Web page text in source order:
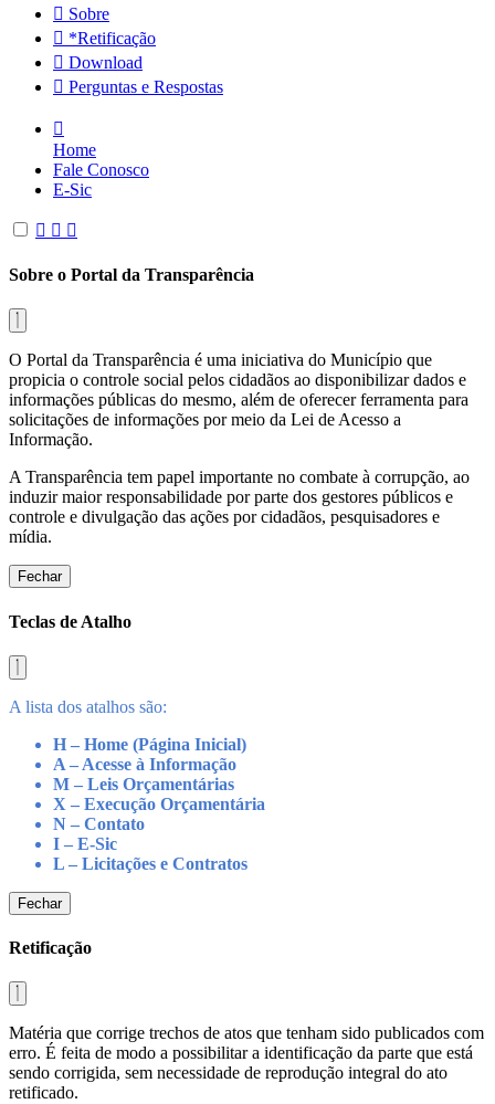
Sobre
*Retificação
Download
Perguntas e Respostas
Home
Fale Conosco
E-Sic
Sobre o Portal da Transparência
O Portal da Transparência é uma iniciativa do Município que
propicia o controle social pelos cidadãos ao disponibilizar dados e
informações públicas do mesmo, além de oferecer ferramenta para
solicitações de informações por meio da Lei de Acesso a
Informação.
A Transparência tem papel importante no combate à corrupção, ao
induzir maior responsabilidade por parte dos gestores públicos e
controle e divulgação das ações por cidadãos, pesquisadores e
mídia.
Fechar
Teclas de Atalho
A lista dos atalhos são:
H – Home (Página Inicial)
A – Acesse à Informação
M – Leis Orçamentárias
X – Execução Orçamentária
N – Contato
I – E-Sic
L – Licitações e Contratos
Fechar
Retificação
Matéria que corrige trechos de atos que tenham sido publicados com
erro. É feita de modo a possibilitar a identificação da parte que está
sendo corrigida, sem necessidade de reprodução integral do ato
retificado.